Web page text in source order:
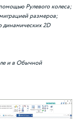
Рулевого колеса;
размеров;
2D
и в Обычной